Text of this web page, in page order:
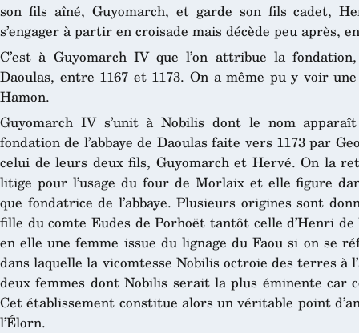
son fils aîné, Guyomarch, et garde son fils cadet,
s’engager à partir en croisade mais décède peu après,
C’est à Guyomarch IV que l’on attribue la
Daoulas, entre 1167 et 1173. On a même pu y voir
Hamon.
Guyomarch IV s’unit à Nobilis dont le nom
fondation de l’abbaye de Daoulas faite vers 1173 par
celui de leurs deux fils, Guyomarch et Hervé. On la
litige pour l’usage du four de Morlaix et elle figure
que fondatrice de l’abbaye. Plusieurs origines sont
fille du comte Eudes de Porhoët tantôt celle d’Henri
en elle une femme issue du lignage du Faou si on se
dans laquelle la vicomtesse Nobilis octroie des terres à
deux femmes dont Nobilis serait la plus éminente car
Cet établissement constitue alors un véritable point
l’Élorn.